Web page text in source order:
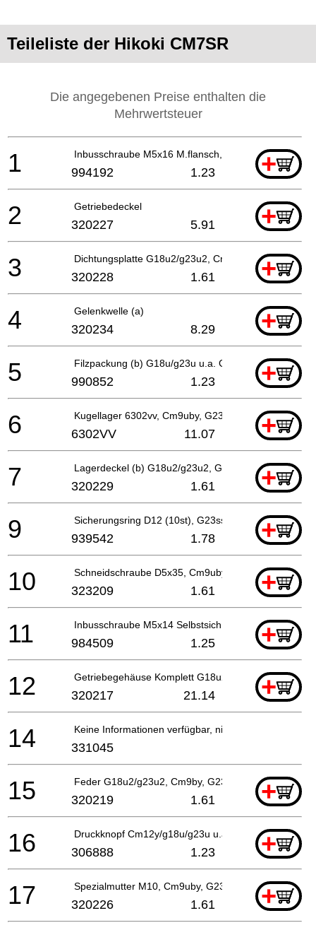
Teileliste der Hikoki CM7SR
Die angegebenen Preise enthalten die
Mehrwertsteuer
Inbusschraube M5x16 M.flansch, Cm9uby, G23ss
+
1 994192 1.23
Getriebedeckel +
2 320227 5.91
Dichtungsplatte G18u2/g23u2, Cm9uby, G23ss
+
3 320228 1.61
Gelenkwelle (a) +
4 320234 8.29
Filzpackung (b) G18u/g23u u.a. G18u2/g23u2,
+
5 990852 1.23
Kugellager 6302vv, Cm9uby, G23ss +
6 6302VV 11.07
Lagerdeckel (b) G18u2/g23u2, G23ss +
7 320229 1.61
Sicherungsring D12 (10st), G23ss +
9 939542 1.78
Schneidschraube D5x35, Cm9uby, G23ss+
10 323209 1.61
Inbusschraube M5x14 Selbstsich., Cm9uby+
11 984509 1.25
Getriebegehäuse Komplett G18u2 G23u2 Includ.4,5,1
+
12 320217 21.14
Keine Informationen verfügbar, nicht bestellbar
14 331045
Feder G18u2/g23u2, Cm9by, G23ss +
15 320219 1.61
Druckknopf Cm12y/g18u/g23u u.a G18u2/g23u2,
+
16 306888 1.23
Spezialmutter M10, Cm9uby, G23ss +
17 320226 1.61